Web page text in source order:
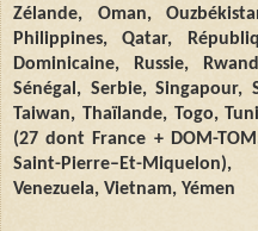
Zélande, Oman,
Philippines, Qatar,
Dominicaine, Russie,
Sénégal, Serbie, Singapour,
Taiwan, Thaïlande, Togo,
(27 dont France + DOM-
Saint-Pierre–Et-
Venezuela, Vietnam, Yémen